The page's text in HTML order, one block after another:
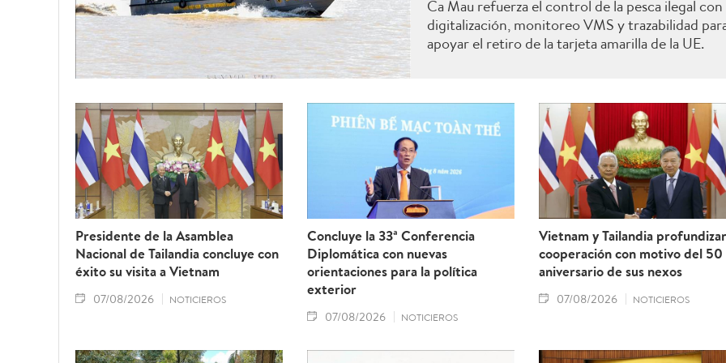
Ca Mau refuerza el control de la pesca ilegal con
digitalización, monitoreo VMS y trazabilidad
apoyar el retiro de la tarjeta amarilla de la UE.
Presidente de la Asamblea
Nacional de Tailandia concluye con
éxito su visita a Vietnam
07/08/2026 NOTICIEROS
Concluye la 33ª Conferencia
Diplomática con nuevas
orientaciones para la política
exterior
07/08/2026 NOTICIEROS
Vietnam y Tailandia
cooperación con motivo del 50
aniversario de sus nexos
07/08/2026 NOTICIEROS